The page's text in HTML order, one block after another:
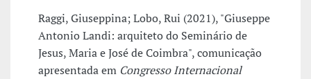
Raggi, Giuseppina; Lobo, Rui (2021), "Giuseppe
Antonio Landi: arquiteto do Seminário de
Jesus, Maria e José de Coimbra", comunicação
apresentada em Congresso Internacional